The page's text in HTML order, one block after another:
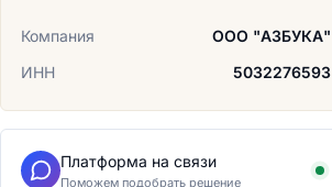
Компания
ООО "АЗБУКА"
ИНН
5032276593
Платформа на связи
Поможем подобрать решение